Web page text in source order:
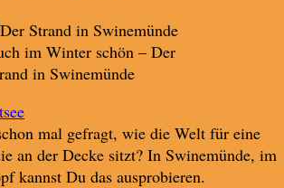
im Winter schön – Der
in Swinemünde